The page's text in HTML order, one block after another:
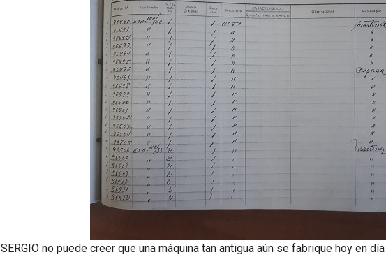
SERGIO no puede creer que una máquina tan antigua aún se fabrique hoy en